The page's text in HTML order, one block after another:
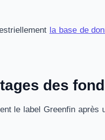
la base de
des
le label Greenfin